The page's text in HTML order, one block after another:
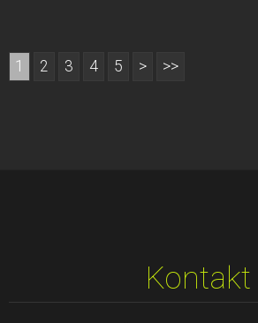
1 2 3 4 5 > >>
Kontakt